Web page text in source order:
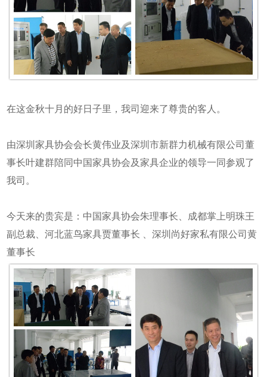
在这金秋十月的好日子里，我司迎来了尊贵的客人。
由深圳家具协会会长黄伟业及深圳市新群力机械有限公司董
事长叶建群陪同中国家具协会及家具企业的领导一同参观了
我司。
今天来的贵宾是：中国家具协会朱理事长、成都掌上明珠王
副总裁、河北蓝鸟家具贾董事长 、深圳尚好家私有限公司黄
董事长